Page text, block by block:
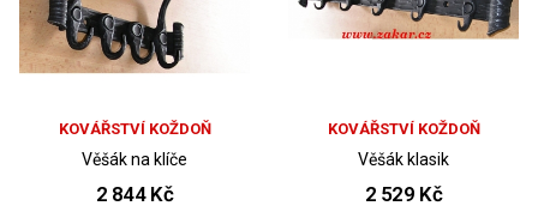
KOVÁŘSTVÍ KOŽDOŇ
Věšák na klíče
2 844 Kč
KOVÁŘSTVÍ KOŽDOŇ
Věšák klasik
2 529 Kč